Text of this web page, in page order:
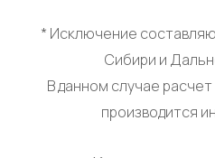
* Исключение
Сибири и
В данном случае
производится